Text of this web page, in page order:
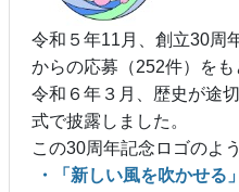
令和５年11月、創立30周
からの応募（252件）をも
令和６年３月、歴史が途
式で披露しました。
この30周年記念ロゴのよ
・「新しい風を吹かせる